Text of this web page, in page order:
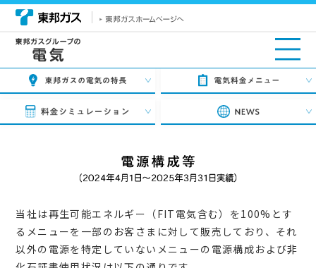
当社は再生可能エネルギー（FIT電気含む）を100%とす
るメニューを一部のお客さまに対して販売しており、 それ
以外の電源を特定していないメニューの電源構成および非